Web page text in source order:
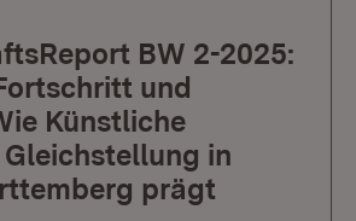
BW 2-2025:
und
Künstliche
in
prägt